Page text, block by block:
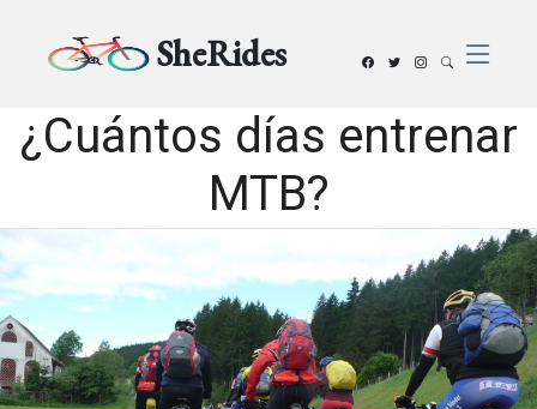
SheRides
¿Cuántos días entrenar
MTB?